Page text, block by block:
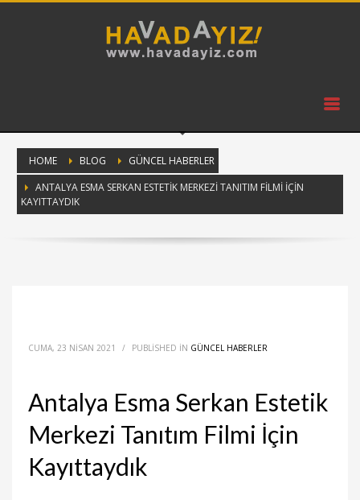
HOME BLOG
GÜNCEL HABERLER
ANTALYA ESMA SERKAN ESTETIK MERKEZI TANITIM FILMI İÇIN
KAYITTAYDIK
CUMA, 23 NISAN 2021 / PUBLISHED IN GÜNCEL HABERLER
Antalya Esma Serkan Estetik
Merkezi Tanıtım Filmi İçin
Kayıttaydık